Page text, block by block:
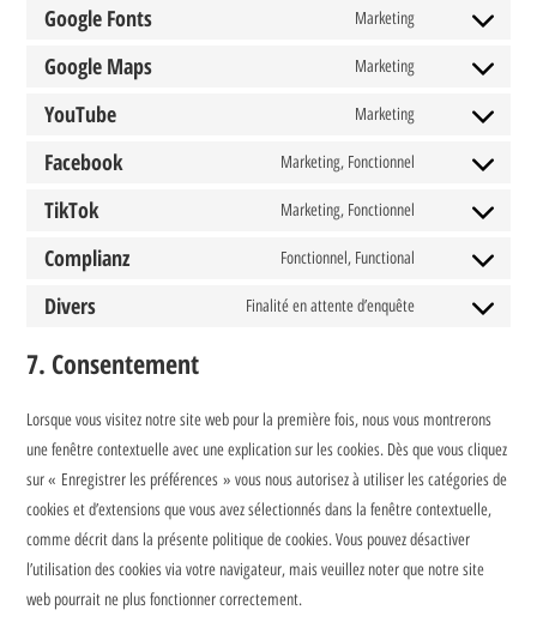
Google Fonts Marketing
Google Maps Marketing
YouTube Marketing
Facebook Marketing, Fonctionnel
TikTok Marketing, Fonctionnel
Complianz Fonctionnel, Functional
Divers Finalité en attente d’enquête
7. Consentement
Lorsque vous visitez notre site web pour la première fois, nous vous montrerons
une fenêtre contextuelle avec une explication sur les cookies. Dès que vous cliquez
sur « Enregistrer les préférences » vous nous autorisez à utiliser les catégories de
cookies et d’extensions que vous avez sélectionnés dans la fenêtre contextuelle,
comme décrit dans la présente politique de cookies. Vous pouvez désactiver
l’utilisation des cookies via votre navigateur, mais veuillez noter que notre site
web pourrait ne plus fonctionner correctement.